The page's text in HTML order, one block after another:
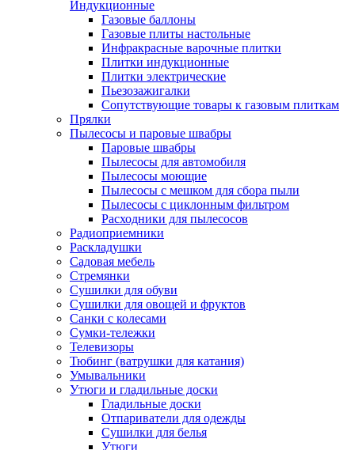
Индукционные
Газовые баллоны
Газовые плиты настольные
Инфракрасные варочные плитки
Плитки индукционные
Плитки электрические
Пьезозажигалки
Сопутствующие товары к газовым плиткам
Прялки
Пылесосы и паровые швабры
Паровые швабры
Пылесосы для автомобиля
Пылесосы моющие
Пылесосы с мешком для сбора пыли
Пылесосы с циклонным фильтром
Расходники для пылесосов
Радиоприемники
Раскладушки
Садовая мебель
Стремянки
Сушилки для обуви
Сушилки для овощей и фруктов
Санки с колесами
Сумки-тележки
Телевизоры
Тюбинг (ватрушки для катания)
Умывальники
Утюги и гладильные доски
Гладильные доски
Отпариватели для одежды
Сушилки для белья
Утюги